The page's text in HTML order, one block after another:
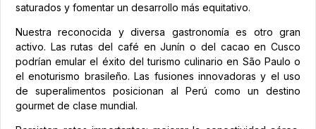
saturados y fomentar un desarrollo más equitativo.
Nuestra reconocida y diversa gastronomía es otro gran
activo. Las rutas del café en Junín o del cacao en Cusco
podrían emular el éxito del turismo culinario en São Paulo o
el enoturismo brasileño. Las fusiones innovadoras y el uso
de superalimentos posicionan al Perú como un destino
gourmet de clase mundial.